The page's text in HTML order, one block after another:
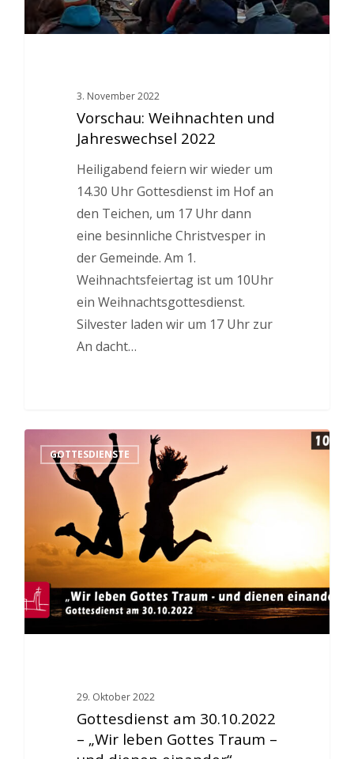
3. November 2022
Vorschau: Weihnachten und
Jahreswechsel 2022
Heiligabend feiern wir wieder um
14.30 Uhr Gottesdienst im Hof an
den Teichen, um 17 Uhr dann
eine besinnliche Christvesper in
der Gemeinde. Am 1.
Weihnachtsfeiertag ist um 10Uhr
ein Weihnachtsgottesdienst.
Silvester laden wir um 17 Uhr zur
An dacht…
GOTTESDIENSTE
29. Oktober 2022
Gottesdienst am 30.10.2022
– „Wir leben Gottes Traum –